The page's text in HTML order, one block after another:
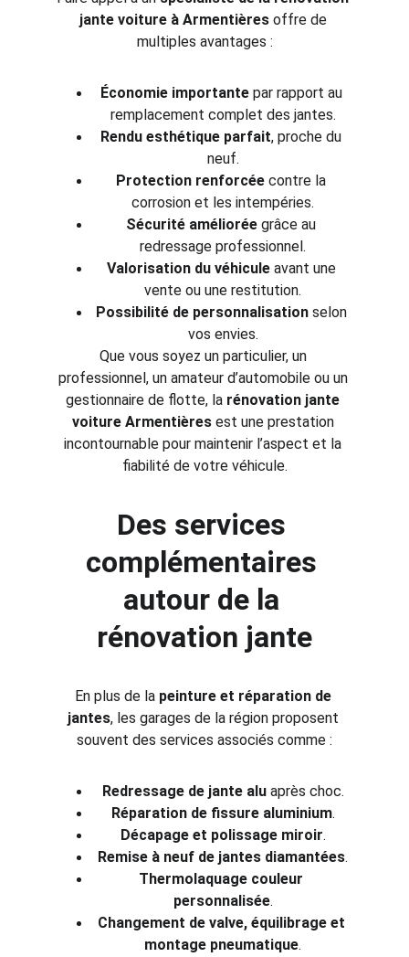
jante voiture à Armentières offre de
multiples avantages :
Économie importante par rapport au
remplacement complet des jantes.
Rendu esthétique parfait, proche du
neuf.
Protection renforcée contre la
corrosion et les intempéries.
Sécurité améliorée grâce au
redressage professionnel.
Valorisation du véhicule avant une
vente ou une restitution.
Possibilité de personnalisation selon
vos envies.
Que vous soyez un particulier, un
professionnel, un amateur d’automobile ou un
gestionnaire de flotte, la rénovation jante
voiture Armentières est une prestation
incontournable pour maintenir l’aspect et la
fiabilité de votre véhicule.
Des services
complémentaires
autour de la
rénovation jante
En plus de la peinture et réparation de
jantes, les garages de la région proposent
souvent des services associés comme :
Redressage de jante alu après choc.
Réparation de fissure aluminium.
Décapage et polissage miroir.
Remise à neuf de jantes diamantées.
Thermolaquage couleur
personnalisée.
Changement de valve, équilibrage et
montage pneumatique.